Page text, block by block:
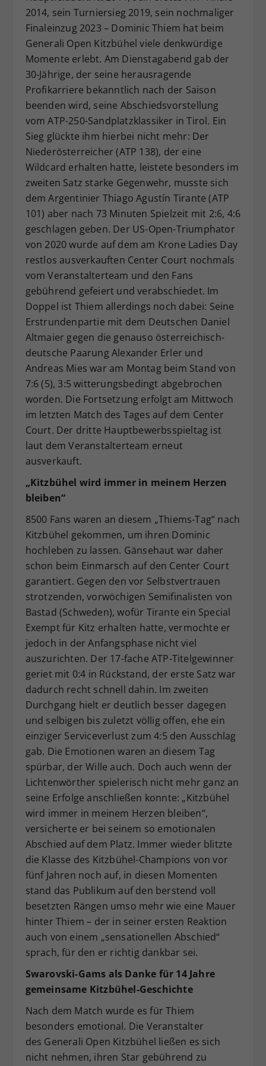
2014, sein Turniersieg 2019, sein nochmaliger
Finaleinzug 2023 – Dominic Thiem hat beim
Generali Open Kitzbühel viele denkwürdige
Momente erlebt. Am Dienstagabend gab der
30-Jährige, der seine herausragende
Profikarriere bekanntlich nach der Saison
beenden wird, seine Abschiedsvorstellung
vom ATP-250-Sandplatzklassiker in Tirol. Ein
Sieg glückte ihm hierbei nicht mehr: Der
Niederösterreicher (ATP 138), der eine
Wildcard erhalten hatte, leistete besonders im
zweiten Satz starke Gegenwehr, musste sich
dem Argentinier Thiago Agustín Tirante (ATP
101) aber nach 73 Minuten Spielzeit mit 2:6, 4:6
geschlagen geben. Der US-Open-Triumphator
von 2020 wurde auf dem am Krone Ladies Day
restlos ausverkauften Center Court nochmals
vom Veranstalterteam und den Fans
gebührend gefeiert und verabschiedet. Im
Doppel ist Thiem allerdings noch dabei: Seine
Erstrundenpartie mit dem Deutschen Daniel
Altmaier gegen die genauso österreichisch-
deutsche Paarung Alexander Erler und
Andreas Mies war am Montag beim Stand von
7:6 (5), 3:5 witterungsbedingt abgebrochen
worden. Die Fortsetzung erfolgt am Mittwoch
im letzten Match des Tages auf dem Center
Court. Der dritte Hauptbewerbsspieltag ist
laut dem Veranstalterteam erneut
ausverkauft.
„Kitzbühel wird immer in meinem Herzen
bleiben“
8500 Fans waren an diesem „Thiems-Tag“ nach
Kitzbühel gekommen, um ihren Dominic
hochleben zu lassen. Gänsehaut war daher
schon beim Einmarsch auf den Center Court
garantiert. Gegen den vor Selbstvertrauen
strotzenden, vorwöchigen Semifinalisten von
Bastad (Schweden), wofür Tirante ein Special
Exempt für Kitz erhalten hatte, vermochte er
jedoch in der Anfangsphase nicht viel
auszurichten. Der 17-fache ATP-Titelgewinner
geriet mit 0:4 in Rückstand, der erste Satz war
dadurch recht schnell dahin. Im zweiten
Durchgang hielt er deutlich besser dagegen
und selbigen bis zuletzt völlig offen, ehe ein
einziger Serviceverlust zum 4:5 den Ausschlag
gab. Die Emotionen waren an diesem Tag
spürbar, der Wille auch. Doch auch wenn der
Lichtenwörther spielerisch nicht mehr ganz an
seine Erfolge anschließen konnte: „Kitzbühel
wird immer in meinem Herzen bleiben“,
versicherte er bei seinem so emotionalen
Abschied auf dem Platz. Immer wieder blitzte
die Klasse des Kitzbühel-Champions von vor
fünf Jahren noch auf, in diesen Momenten
stand das Publikum auf den berstend voll
besetzten Rängen umso mehr wie eine Mauer
hinter Thiem – der in seiner ersten Reaktion
auch von einem „sensationellen Abschied“
sprach, für den er richtig dankbar sei.
Swarovski-Gams als Danke für 14Jahre
gemeinsame Kitzbühel-Geschichte
Nach dem Match wurde es für Thiem
besonders emotional. Die Veranstalter
des Generali Open Kitzbühel ließen es sich
nicht nehmen, ihren Star gebührend zu
Zweck
Dieser Wert speichert Ihre Consent-
Einstellungen. Unter anderem eine
zufällig generierte ID, für die
historische Speicherung Ihrer
vorgenommen Einstellungen, falls der
Webseiten-Betreiber dies eingestellt
hat.